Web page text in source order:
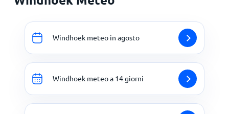
Windhoek meteo in agosto
Windhoek meteo a 14 giorni